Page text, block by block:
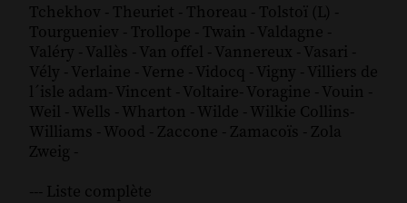
Tchekhov - Theuriet - Thoreau - Tolstoï (L) -
Tourgueniev - Trollope - Twain - Valdagne -
Valéry - Vallès - Van offel - Vannereux - Vasari -
Vély - Verlaine - Verne - Vidocq - Vigny - Villiers de
l´isle adam- Vincent - Voltaire- Voragine - Vouin -
Weil - Wells - Wharton - Wilde - Wilkie Collins-
Williams - Wood - Zaccone - Zamacoïs - Zola
Zweig -
--- Liste complète